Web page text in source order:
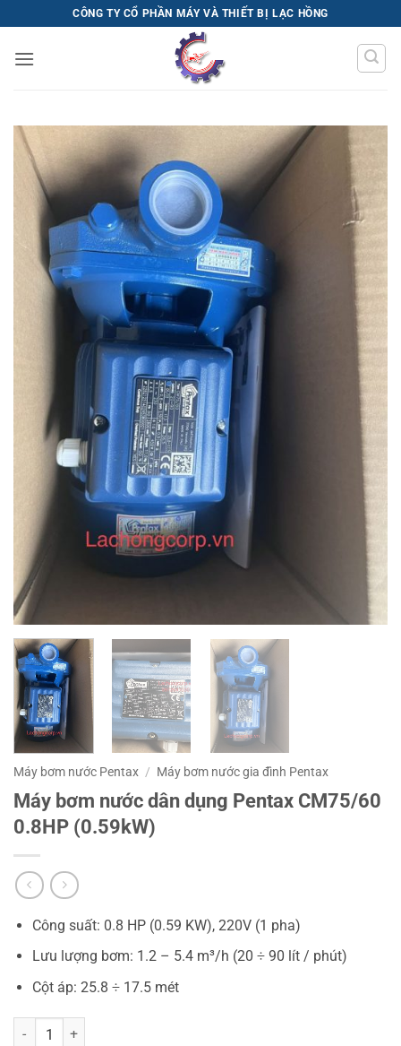
qua
nội
CÔNG TY CỔ PHẦN MÁY VÀ THIẾT BỊ LẠC HỒNG
Máy bơm nước Pentax / Máy bơm nước gia đình Pentax
Máy bơm nước dân dụng Pentax CM75/60
0.8HP (0.59kW)
Công suất: 0.8 HP (0.59 KW), 220V (1 pha)
Lưu lượng bơm: 1.2 – 5.4 m³/h (20 ÷ 90 lít / phút)
Cột áp: 25.8 ÷ 17.5 mét
Máy bơm nước dân dụng Pentax CM75/60 0.8HP (0.59kW) số lượng